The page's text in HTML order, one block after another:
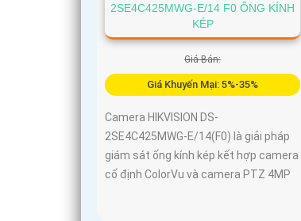
2SE4C425MWG-E/14 F0 ỐNG KÍNH
KÉP
Giá Bán:
Giá Khuyến Mại: 5%-35%
Camera HIKVISION DS-
2SE4C425MWG-E/14(F0) là giải pháp
giám sát ống kính kép kết hợp camera
cố định ColorVu và camera PTZ 4MP